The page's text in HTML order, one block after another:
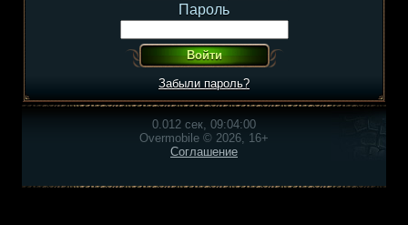
Пароль
Забыли пароль?
0.012 сек, 09:04:00
Overmobile © 2026, 16+
Соглашение